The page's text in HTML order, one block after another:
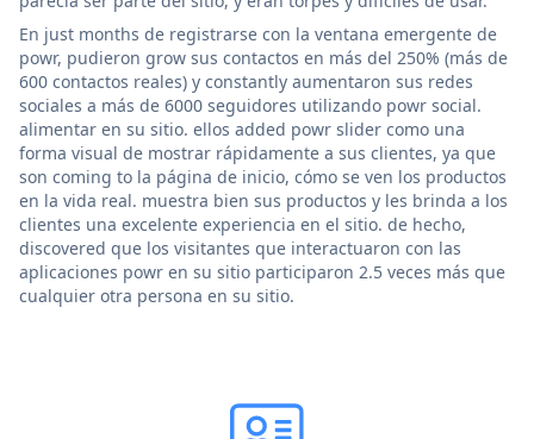
En just months de registrarse con la ventana emergente de
powr, pudieron grow sus contactos en más del 250% (más de
600 contactos reales) y constantly aumentaron sus redes
sociales a más de 6000 seguidores utilizando powr social.
alimentar en su sitio. ellos added powr slider como una
forma visual de mostrar rápidamente a sus clientes, ya que
son coming to la página de inicio, cómo se ven los productos
en la vida real. muestra bien sus productos y les brinda a los
clientes una excelente experiencia en el sitio. de hecho,
discovered que los visitantes que interactuaron con las
aplicaciones powr en su sitio participaron 2.5 veces más que
cualquier otra persona en su sitio.